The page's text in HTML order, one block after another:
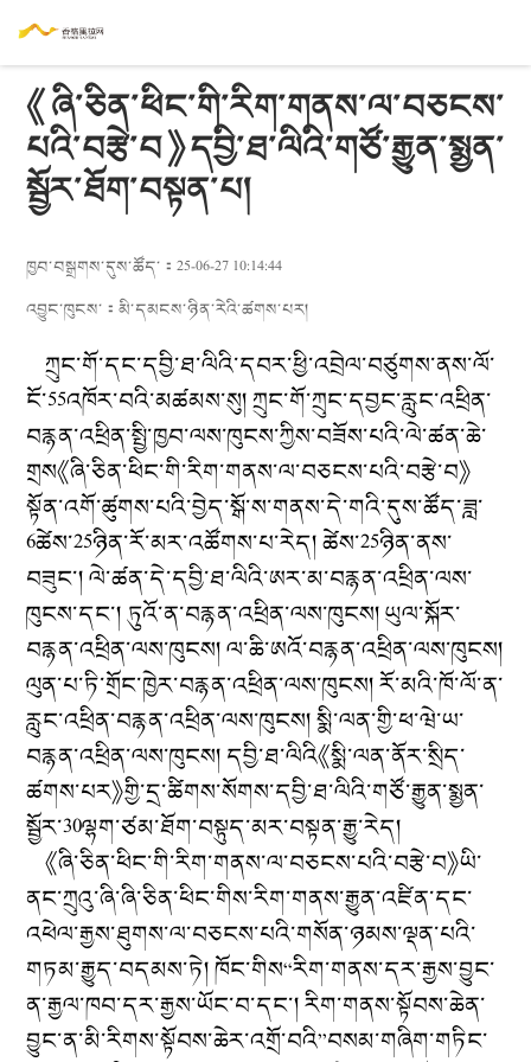
《ཞི་ཅིན་ཕིང་གི་རིག་གནས་ལ་བཅངས་
པའི་བརྩེ་བ》དབྱི་ཐ་ལིའི་གཙོ་རྒྱུན་སྨྱན་
སྦྱོར་ཐོག་བསྟན་པ།
ཁྱབ་བསྒྲགས་དུས་ཚོད་：25-06-27 10:14:44
འབྱུང་ཁུངས་：མི་དམངས་ཉིན་རེའི་ཚགས་པར།
ཀྲུང་གོ་དང་དབྱི་ཐ་ལིའི་དབར་ཕྱི་འབྲེལ་བཙུགས་ནས་ལོ་
ངོ་55འཁོར་བའི་མཚམས་སུ། ཀྲུང་གོ་ཀྲུང་དབྱང་རླུང་འཕྲིན་
བརྙན་འཕྲིན་སྤྱི་ཁྱབ་ལས་ཁུངས་ཀྱིས་བཟོས་པའི་ལེ་ཚན་ཆེ་
གྲས《ཞི་ཅིན་ཕིང་གི་རིག་གནས་ལ་བཅངས་པའི་བརྩེ་བ》
སྟོན་འགོ་ཚུགས་པའི་བྱེད་སྒོ་ས་གནས་དེ་གའི་དུས་ཚོད་ཟླ་
6ཚེས་25ཉིན་རོ་མར་འཚོགས་པ་རེད། ཚེས་25ཉིན་ནས་
བཟུང་། ལེ་ཚན་དེ་དབྱི་ཐ་ལིའི་ཨར་མ་བརྙན་འཕྲིན་ལས་
ཁུངས་དང་། ཏུའོ་ན་བརྙན་འཕྲིན་ལས་ཁུངས། ཡུལ་སྐོར་
བརྙན་འཕྲིན་ལས་ཁུངས། ལ་ཆི་ཨའོ་བརྙན་འཕྲིན་ལས་ཁུངས།
ལུན་པ་ཏི་གྲོང་ཁྱེར་བརྙན་འཕྲིན་ལས་ཁུངས། རོ་མའི་ཁོ་ལོ་ན་
རླུང་འཕྲིན་བརྙན་འཕྲིན་ལས་ཁུངས། སྨི་ལན་གྱི་ཕ་ཝེ་ཡ་
བརྙན་འཕྲིན་ལས་ཁུངས། དབྱི་ཐ་ལིའི《སྨི་ལན་ནོར་སྲིད་
ཚགས་པར》གྱི་དྲ་ཚིགས་སོགས་དབྱི་ཐ་ལིའི་གཙོ་རྒྱུན་སྨྱན་
སྦྱོར་30ལྷག་ཙམ་ཐོག་བསྟུད་མར་བསྟན་རྒྱུ་རེད།
《ཞི་ཅིན་ཕིང་གི་རིག་གནས་ལ་བཅངས་པའི་བརྩེ་བ》ཡི་
ནང་ཀྲུའུ་ཞི་ཞི་ཅིན་ཕིང་གིས་རིག་གནས་རྒྱུན་འཛིན་དང་
འཕེལ་རྒྱས་ཐུགས་ལ་བཅངས་པའི་གསོན་ཉམས་ལྡན་པའི་
གཏམ་རྒྱུད་བདམས་ཏེ། ཁོང་གིས“རིག་གནས་དར་རྒྱས་བྱུང་
ན་རྒྱལ་ཁབ་དར་རྒྱས་ཡོང་བ་དང་། རིག་གནས་སྟོབས་ཆེན་
བྱུང་ན་མི་རིགས་སྟོབས་ཆེར་འགྲོ་བའི”བསམ་གཞིག་གཏིང་